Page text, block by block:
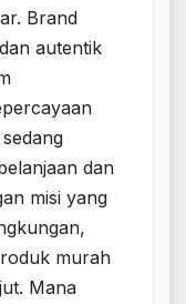
Brand
autentik
dan
misi yang
murah
Mana